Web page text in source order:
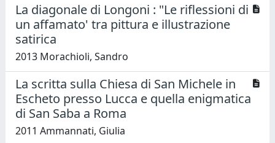
La diagonale di Longoni : "Le riflessioni di
un affamato' tra pittura e illustrazione
satirica
2013 Morachioli, Sandro
La scritta sulla Chiesa di San Michele in
Escheto presso Lucca e quella enigmatica
di San Saba a Roma
2011 Ammannati, Giulia